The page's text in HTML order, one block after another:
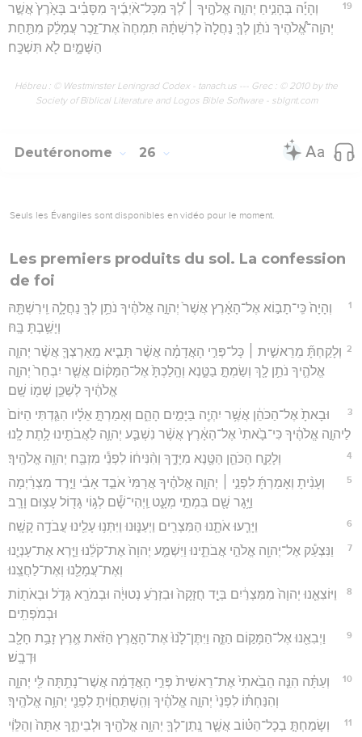
19
וְהָיָ֡ה בְּהָנִ֣יחַ יְהוָ֣ה אֱלֹהֶ֣יךָ ׀ לְ֠ךָ מִכָּל־אֹ֨יְבֶ֜יךָ מִסָּבִ֗יב בָּאָ֙רֶץ֙ אֲשֶׁ֣ר
יְהוָֽה־אֱ֠לֹהֶיךָ נֹתֵ֨ן לְךָ֤ נַחֲלָה֙ לְרִשְׁתָּ֔הּ תִּמְחֶה֙ אֶת־זֵ֣כֶר עֲמָלֵ֔ק מִתַּ֖חַת
הַשָּׁמָ֑יִם לֹ֖א תִּשְׁכָּֽח׃
Hébreu : © Westminster Leningrad Codex - tanach.us --- Grec : © 2010 by the
Society of Biblical Literature and Logos Bible Software - sblgnt.com
Deutéronome 26
Seuls les Évangiles sont disponibles en vidéo pour le moment.
Les premiers produits du sol. La confession
de foi
1
וְהָיָה֙ כִּֽי־תָב֣וֹא אֶל־הָאָ֔רֶץ אֲשֶׁר֙ יְהוָ֣ה אֱלֹהֶ֔יךָ נֹתֵ֥ן לְךָ֖ נַחֲלָ֑ה וִֽירִשְׁתָּ֖הּ
וְיָשַׁ֥בְתָּ בָּֽהּ׃
2
וְלָקַחְתָּ֞ מֵרֵאשִׁ֣ית ׀ כָּל־פְּרִ֣י הָאֲדָמָ֗ה אֲשֶׁ֨ר תָּבִ֧יא מֵֽאַרְצְךָ֛ אֲשֶׁ֨ר יְהוָ֧ה
אֱלֹהֶ֛יךָ נֹתֵ֥ן לָ֖ךְ וְשַׂמְתָּ֣ בַטֶּ֑נֶא וְהָֽלַכְתָּ֙ אֶל־הַמָּק֔וֹם אֲשֶׁ֤ר יִבְחַר֙ יְהוָ֣ה
אֱלֹהֶ֔יךָ לְשַׁכֵּ֥ן שְׁמ֖וֹ שָֽׁם׃
3
וּבָאתָ֙ אֶל־הַכֹּהֵ֔ן אֲשֶׁ֥ר יִהְיֶ֖ה בַּיָּמִ֣ים הָהֵ֑ם וְאָמַרְתָּ֣ אֵלָ֗יו הִגַּ֤דְתִּי הַיּוֹם֙
לַיהוָ֣ה אֱלֹהֶ֔יךָ כִּי־בָ֙אתִי֙ אֶל־הָאָ֔רֶץ אֲשֶׁ֨ר נִשְׁבַּ֧ע יְהוָ֛ה לַאֲבֹתֵ֖ינוּ לָ֥תֶת לָֽנוּ׃
4 וְלָקַ֧ח הַכֹּהֵ֛ן הַטֶּ֖נֶא מִיָּדֶ֑ךָ וְהִ֨נִּיח֔וֹ לִפְנֵ֕י מִזְבַּ֖ח יְהוָ֥ה אֱלֹהֶֽיךָ׃
5
וְעָנִ֨יתָ וְאָמַרְתָּ֜ לִפְנֵ֣י ׀ יְהוָ֣ה אֱלֹהֶ֗יךָ אֲרַמִּי֙ אֹבֵ֣ד אָבִ֔י וַיֵּ֣רֶד מִצְרַ֔יְמָה
וַיָּ֥גָר שָׁ֖ם בִּמְתֵ֣י מְעָ֑ט וַֽיְהִי־שָׁ֕ם לְג֥וֹי גָּד֖וֹל עָצ֥וּם וָרָֽב׃
6 וַיָּרֵ֧עוּ אֹתָ֛נוּ הַמִּצְרִ֖ים וַיְעַנּ֑וּנוּ וַיִּתְּנ֥וּ עָלֵ֖ינוּ עֲבֹדָ֥ה קָשָֽׁה׃
7
וַנִּצְעַ֕ק אֶל־יְהוָ֖ה אֱלֹהֵ֣י אֲבֹתֵ֑ינוּ וַיִּשְׁמַ֤ע יְהוָה֙ אֶת־קֹלֵ֔נוּ וַיַּ֧רְא אֶת־עָנְיֵ֛נוּ
וְאֶת־עֲמָלֵ֖נוּ וְאֶת־לַחֲצֵֽנוּ׃
8
וַיּוֹצִאֵ֤נוּ יְהוָה֙ מִמִּצְרַ֔יִם בְּיָ֤ד חֲזָקָה֙ וּבִזְרֹ֣עַ נְטוּיָ֔ה וּבְמֹרָ֖א גָּדֹ֑ל וּבְאֹת֖וֹת
וּבְמֹפְתִֽים׃
9
וַיְבִאֵ֖נוּ אֶל־הַמָּק֣וֹם הַזֶּ֑ה וַיִּתֶּן־לָ֙נוּ֙ אֶת־הָאָ֣רֶץ הַזֹּ֔את אֶ֛רֶץ זָבַ֥ת חָלָ֖ב
וּדְבָֽשׁ׃
10
וְעַתָּ֗ה הִנֵּ֤ה הֵבֵ֙אתִי֙ אֶת־רֵאשִׁית֙ פְּרִ֣י הָאֲדָמָ֔ה אֲשֶׁר־נָתַ֥תָּה לִּ֖י יְהוָ֑ה
וְהִנַּחְתּ֗וֹ לִפְנֵי֙ יְהוָ֣ה אֱלֹהֶ֔יךָ וְהִֽשְׁתַּחֲוִ֔יתָ לִפְנֵ֖י יְהוָ֥ה אֱלֹהֶֽיךָ׃
11
וְשָׂמַחְתָּ֣ בְכָל־הַטּ֗וֹב אֲשֶׁ֧ר נָֽתַן־לְךָ֛ יְהוָ֥ה אֱלֹהֶ֖יךָ וּלְבֵיתֶ֑ךָ אַתָּה֙ וְהַלֵּוִ֔י